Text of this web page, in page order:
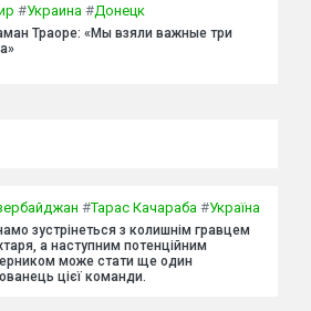
#Украина #Донецк
Траоре: «Мы взяли важные три
#Тарас Качараба #Україна
зустрінеться з колишнім гравцем
а наступним потенційним
може стати ще один
цієї команди.